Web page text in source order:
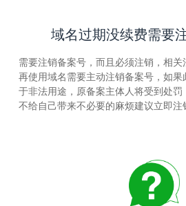
域名过期没续费需要
需要注销备案号，而且必须注销，相
再使用域名需要主动注销备案号，如
于非法用途，原备案主体人将受到处
不给自己带来不必要的麻烦建议立即注